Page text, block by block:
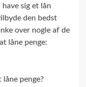
sig et lån
den bedst
over nogle af de
låne penge:
penge?